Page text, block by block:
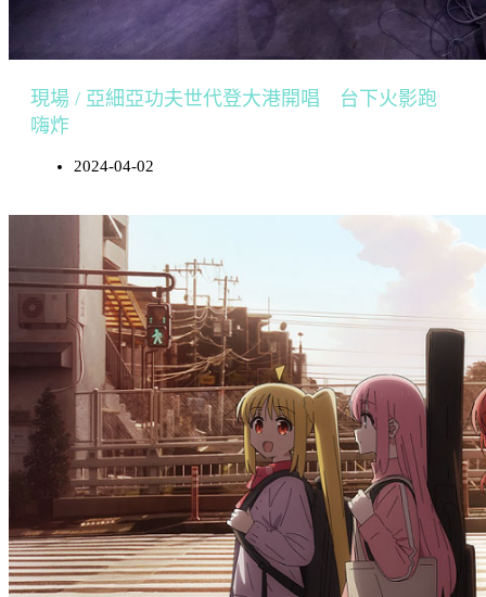
現場 / 亞細亞功夫世代登大港開唱 台下火影跑
嗨炸
2024-04-02